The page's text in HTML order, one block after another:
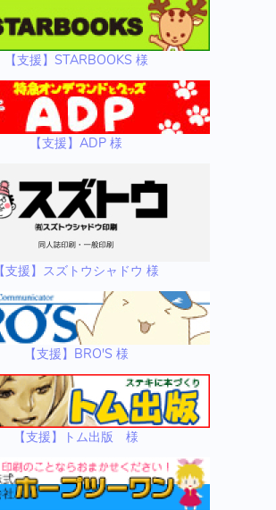
【支援】STARBOOKS 様
【支援】ADP 様
【支援】スズトウシャドウ 様
【支援】BRO'S 様
【支援】トム出版 様